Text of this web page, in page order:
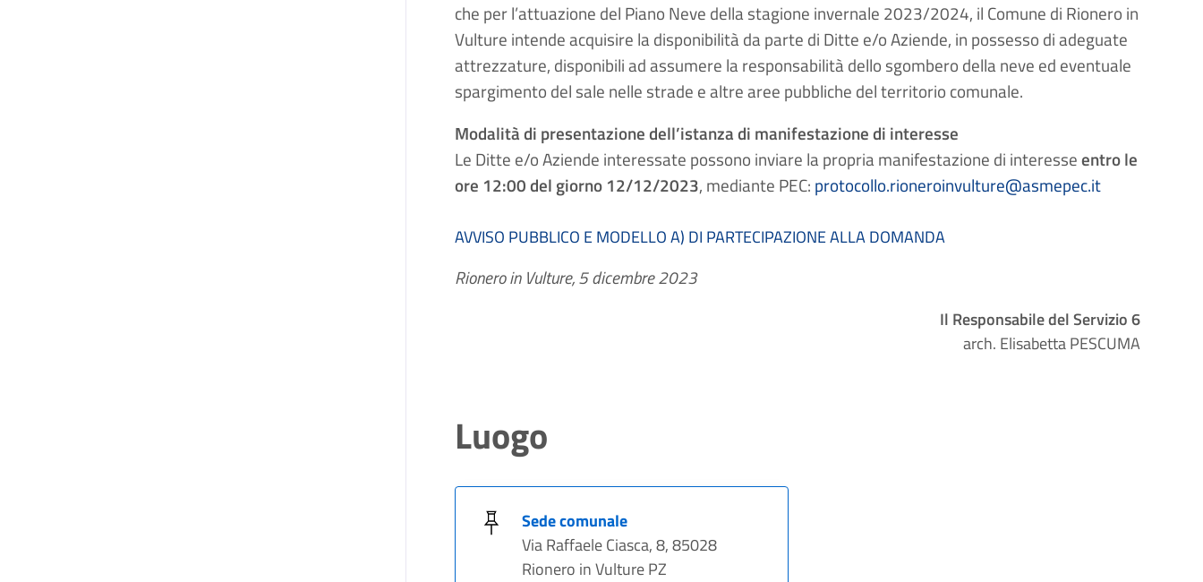
che per l’attuazione del Piano Neve della stagione invernale 2023/2024, il Comune di Rionero in
Vulture intende acquisire la disponibilità da parte di Ditte e/o Aziende, in possesso di adeguate
attrezzature, disponibili ad assumere la responsabilità dello sgombero della neve ed eventuale
spargimento del sale nelle strade e altre aree pubbliche del territorio comunale.
Modalità di presentazione dell’istanza di manifestazione di interesse
Le Ditte e/o Aziende interessate possono inviare la propria manifestazione di interesseentro le
ore 12:00 del giorno 12/12/2023, mediante PEC: protocollo.rioneroinvulture@asmepec.it
AVVISO PUBBLICO E MODELLO A) DI PARTECIPAZIONE ALLA DOMANDA
Rionero in Vulture, 5 dicembre 2023
Il Responsabile del Servizio 6
arch. Elisabetta PESCUMA
Luogo
Sede comunale
Via Raffaele Ciasca, 8, 85028
Rionero in Vulture PZ